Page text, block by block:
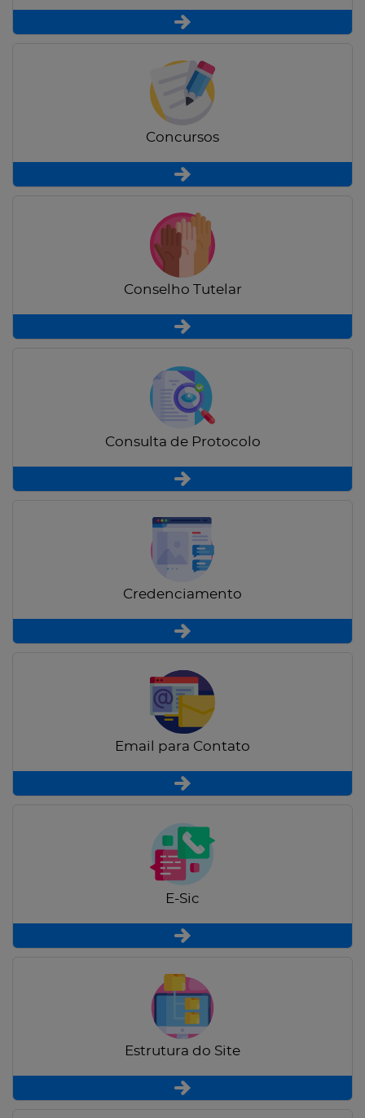
Concursos
Conselho Tutelar
Consulta de Protocolo
Credenciamento
Email para Contato
E-Sic
Estrutura do Site